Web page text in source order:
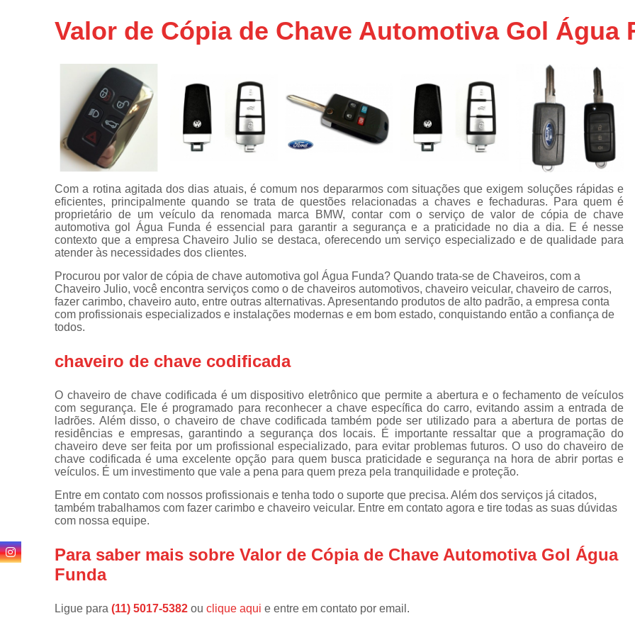
urgentes
Chaves
canivete
Chaves
codificadas
Confecções
de
carimbos
maçanetas
automotivas
Consertos
de
Consertos
Cópia de
chaves
Cópia de
chaves
automotivas
Fechadura
de portas
digitais
Segredo de
Chaveiro de Carros
Chaveiro de
Chaveiro Veicular 24h
Chaveiro
Chaveiros de Veículos
Serviço
Chaveiro 24
Chaveiro 24 Horas Mais Próximo
Chaveiro 24h Perto de Mim SP
Chaveiro 24hrs São Paulo
Chaveiro Auto
Chaveiro
Chaveiro Automotivo no
Chaveiro Automotivos
Chaveiro para Carro
Chaveiro para Carro
Chaveiro para Carro Nacional
Serviço de Chaveiro para
Serviço de Chaveiro para Carro
Chaveiro de Residência
Chaveiro para
Valor de Cópia de Chave Automotiva Gol Água
Com a rotina agitada dos dias atuais, é comum nos depararmos com situações que exigem soluções rápidas e
eficientes, principalmente quando se trata de questões relacionadas a chaves e fechaduras. Para quem é
proprietário de um veículo da renomada marca BMW, contar com o serviço de valor de cópia de chave
automotiva gol Água Funda é essencial para garantir a segurança e a praticidade no dia a dia. E é nesse
contexto que a empresa Chaveiro Julio se destaca, oferecendo um serviço especializado e de qualidade para
atender às necessidades dos clientes.
Procurou por valor de cópia de chave automotiva gol Água Funda? Quando trata-se de Chaveiros, com a
Chaveiro Julio, você encontra serviços como o de chaveiros automotivos, chaveiro veicular, chaveiro de carros,
fazer carimbo, chaveiro auto, entre outras alternativas. Apresentando produtos de alto padrão, a empresa conta
com profissionais especializados e instalações modernas e em bom estado, conquistando então a confiança de
todos.
chaveiro de chave codificada
O chaveiro de chave codificada é um dispositivo eletrônico que permite a abertura e o fechamento de veículos
com segurança. Ele é programado para reconhecer a chave específica do carro, evitando assim a entrada de
ladrões. Além disso, o chaveiro de chave codificada também pode ser utilizado para a abertura de portas de
residências e empresas, garantindo a segurança dos locais. É importante ressaltar que a programação do
chaveiro deve ser feita por um profissional especializado, para evitar problemas futuros. O uso do chaveiro de
chave codificada é uma excelente opção para quem busca praticidade e segurança na hora de abrir portas e
veículos. É um investimento que vale a pena para quem preza pela tranquilidade e proteção.
Entre em contato com nossos profissionais e tenha todo o suporte que precisa. Além dos serviços já citados,
também trabalhamos com fazer carimbo e chaveiro veicular. Entre em contato agora e tire todas as suas dúvidas
com nossa equipe.
Para saber mais sobre Valor de Cópia de Chave Automotiva Gol Água
Funda
Ligue para(11) 5017-5382ouclique aqui e entre em contato por email.